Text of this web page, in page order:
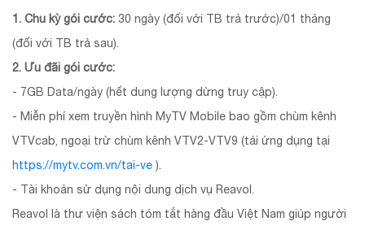
1. Chu kỳ gói cước: 30 ngày (đối với TB trả trước)/01 tháng
(đối với TB trả sau).
2. Ưu đãi gói cước:
- 7GB Data/ngày (hết dung lượng dừng truy cập).
- Miễn phí xem truyền hình MyTV Mobile bao gồm chùm kênh
VTVcab, ngoại trừ chùm kênh VTV2-VTV9 (tải ứng dụng tại
https://mytv.com.vn/tai-ve ).
- Tài khoản sử dụng nội dung dịch vụ Reavol.
Reavol là thư viện sách tóm tắt hàng đầu Việt Nam giúp người